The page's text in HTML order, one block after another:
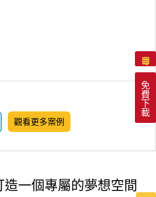
觀看更多案例
免
費
下
載
一個專屬的夢想空間